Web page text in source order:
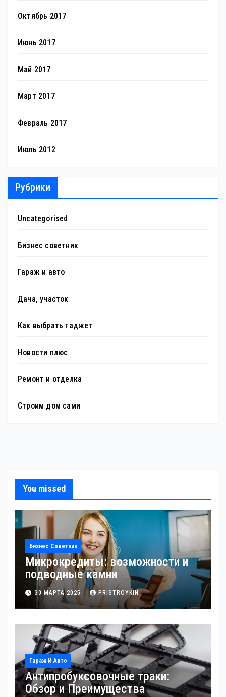
Октябрь 2017
Июнь 2017
Май 2017
Март 2017
Февраль 2017
Июль 2012
Рубрики
Uncategorised
Бизнес советник
Гараж и авто
Дача, участок
Как выбрать гаджет
Новости плюс
Ремонт и отделка
Строим дом сами
You missed
Бизнес Советник
Микрокредиты: возможности и
подводные камни
30 МАРТА 2025 PRISTROYKIN_
Гараж И Авто
Антипробуксовочные траки:
Обзор и Преимущества